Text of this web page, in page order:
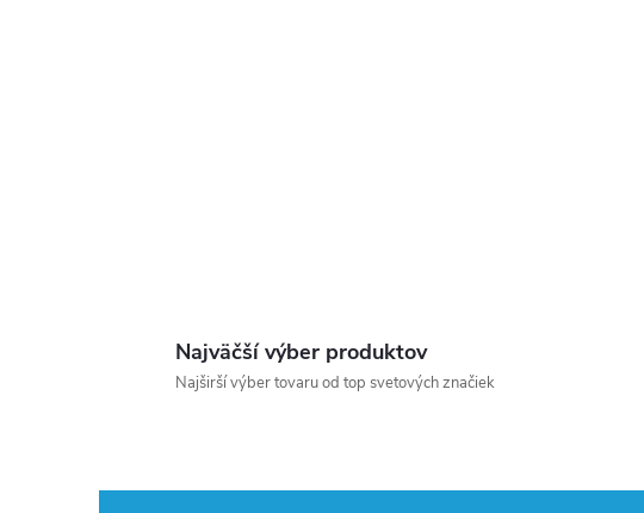
Najväčší výber produktov
Najširší výber tovaru od top svetových značiek